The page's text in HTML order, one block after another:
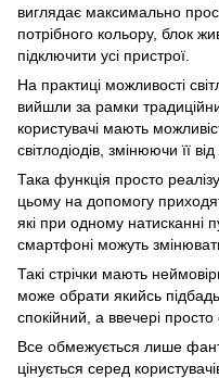
виглядає максимально
потрібного кольору, блок
підключити усі пристрої.
На практиці можливості
вийшли за рамки
користувачі мають
світлодіодів, змінюючи її
Така функція просто
цьому на допомогу
які при одному натисканні
смартфоні можуть змінювати
Такі стрічки мають
може обрати якийсь
спокійний, а ввечері
Все обмежується лише
цінується серед